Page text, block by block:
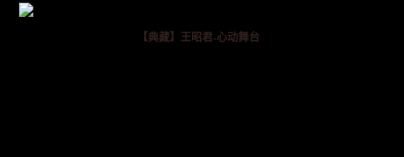
【典藏】王昭君-心动舞台